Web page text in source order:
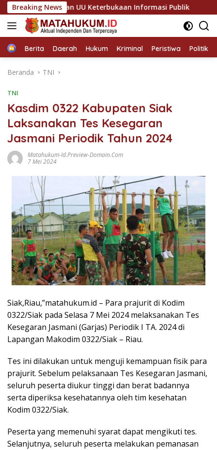
Langsung
ke
konten
Breaking News
Abaikan UU Keterbukaan Informasi Publik Sinergi
HomeBerita Daerah Hukum Kriminal Peristiwa Politik
Beranda TNI
TNI
Kasdim 0322 Kabupaten Siak
Laksanakan Tes Kesegaran
Jasmani Periodik Tahun 2024
Matahukum-Id.preview-Domain.com
7 Mei 2024
Siak,Riau,”matahukum.id – Para prajurit di Kodim
0322/Siak pada Selasa 7 Mei 2024 melaksanakan Tes
Kesegaran Jasmani (Garjas) Periodik I TA. 2024 di
Lapangan Makodim 0322/Siak – Riau.
Tes ini dilakukan untuk menguji kemampuan fisik para
prajurit. Sebelum pelaksanaan Tes Kesegaran Jasmani,
seluruh peserta diukur tinggi dan berat badannya
serta diperiksa kesehatannya oleh tim kesehatan
Kodim 0322/Siak.
Peserta yang memenuhi syarat dapat mengikuti tes.
Selanjutnya, seluruh peserta melakukan pemanasan